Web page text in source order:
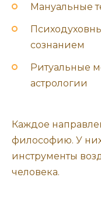
Мануальные
сознанием
Ритуальные
астрологии
Каждое
философию. У
инструменты
человека.